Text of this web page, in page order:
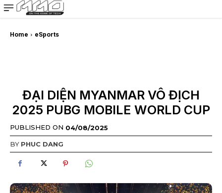
MMOSITE - Thông tin công nghệ
Bài viết nổi bật
Home eSports
ĐẠI DIỆN MYANMAR VÔ ĐỊCH
2025 PUBG MOBILE WORLD CUP
PUBLISHED ON 04/08/2025
BY PHUC DANG